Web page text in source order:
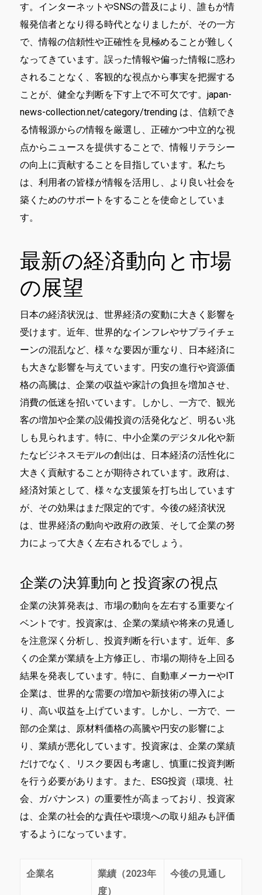
す。インターネットやSNSの普及により、誰もが情
報発信者となり得る時代となりましたが、その一方
で、情報の信頼性や正確性を見極めることが難しく
なってきています。誤った情報や偏った情報に惑わ
されることなく、客観的な視点から事実を把握する
ことが、健全な判断を下す上で不可欠です。japan-
news-collection.net/category/trending は、信頼でき
る情報源からの情報を厳選し、正確かつ中立的な視
点からニュースを提供することで、情報リテラシー
の向上に貢献することを目指しています。私たち
は、利用者の皆様が情報を活用し、より良い社会を
築くためのサポートをすることを使命としていま
す。
最新の経済動向と市場
の展望
日本の経済状況は、世界経済の変動に大きく影響を
受けます。近年、世界的なインフレやサプライチェ
ーンの混乱など、様々な要因が重なり、日本経済に
も大きな影響を与えています。円安の進行や資源価
格の高騰は、企業の収益や家計の負担を増加させ、
消費の低迷を招いています。しかし、一方で、観光
客の増加や企業の設備投資の活発化など、明るい兆
しも見られます。特に、中小企業のデジタル化や新
たなビジネスモデルの創出は、日本経済の活性化に
大きく貢献することが期待されています。政府は、
経済対策として、様々な支援策を打ち出しています
が、その効果はまだ限定的です。今後の経済状況
は、世界経済の動向や政府の政策、そして企業の努
力によって大きく左右されるでしょう。
企業の決算動向と投資家の視点
企業の決算発表は、市場の動向を左右する重要なイ
ベントです。投資家は、企業の業績や将来の見通し
を注意深く分析し、投資判断を行います。近年、多
くの企業が業績を上方修正し、市場の期待を上回る
結果を発表しています。特に、自動車メーカーやIT
企業は、世界的な需要の増加や新技術の導入によ
り、高い収益を上げています。しかし、一方で、一
部の企業は、原材料価格の高騰や円安の影響によ
り、業績が悪化しています。投資家は、企業の業績
だけでなく、リスク要因も考慮し、慎重に投資判断
を行う必要があります。また、ESG投資（環境、社
会、ガバナンス）の重要性が高まっており、投資家
は、企業の社会的な責任や環境への取り組みも評価
するようになっています。
企業名
業績（2023年
度）
今後の見通し